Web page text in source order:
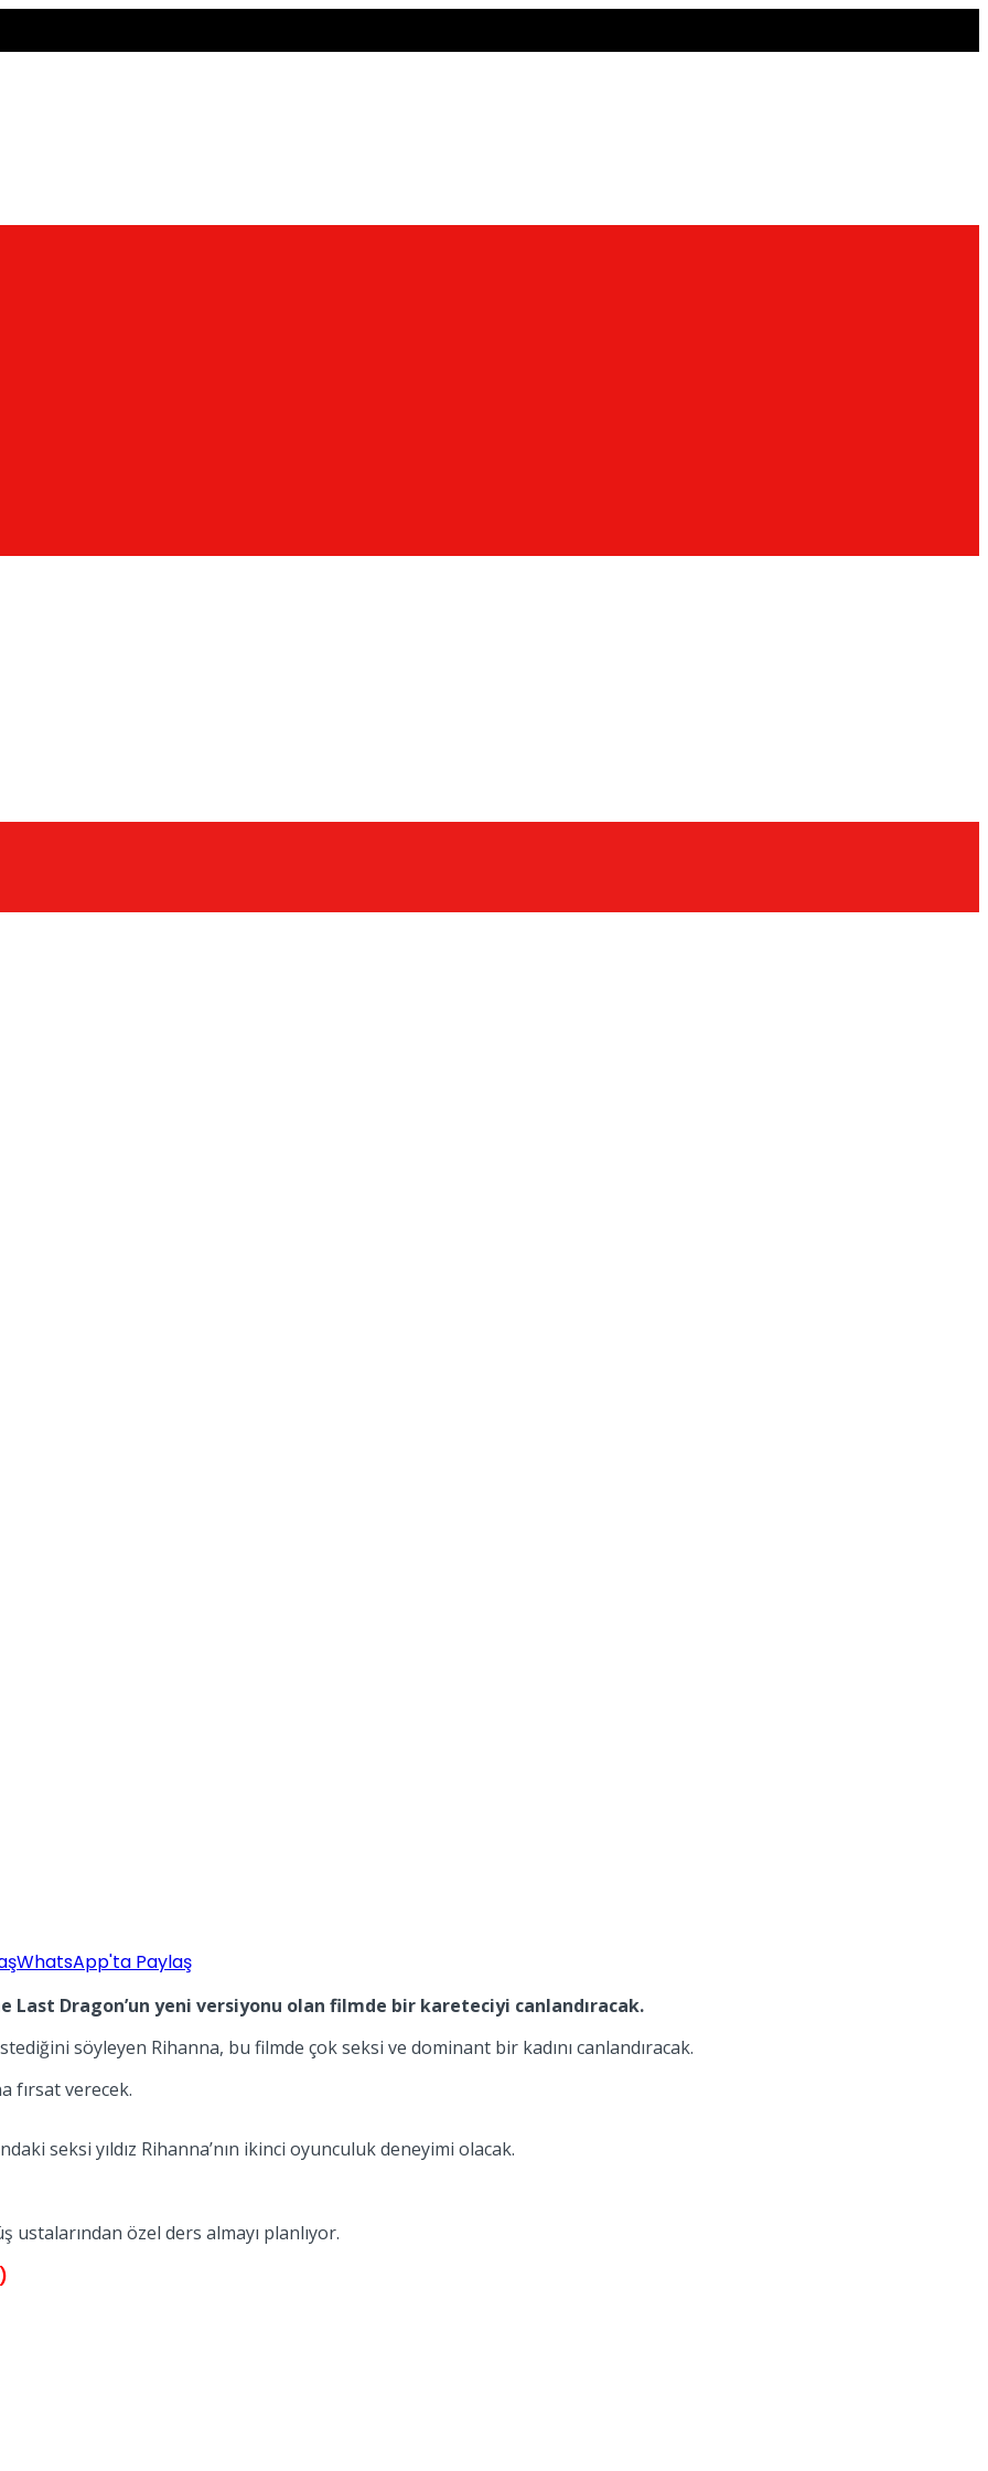
WhatsApp'ta Paylaş
Last Dragon’un yeni versiyonu olan filmde bir kareteciyi canlandıracak.
söyleyen Rihanna, bu filmde çok seksi ve dominant bir kadını canlandıracak.
fırsat verecek.
seksi yıldız Rihanna’nın ikinci oyunculuk deneyimi olacak.
ustalarından özel ders almayı planlıyor.